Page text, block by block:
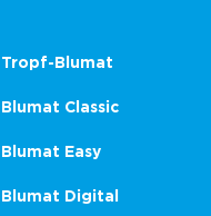
Tropf-Blumat
Blumat Classic
Blumat Easy
Blumat Digital